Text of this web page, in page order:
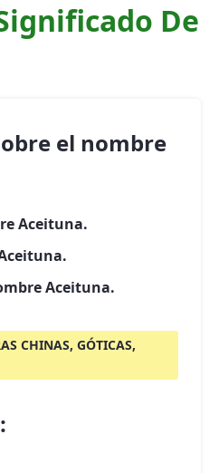
De
el nombre
Aceituna.
Aceituna.
CHINAS, GÓTICAS,